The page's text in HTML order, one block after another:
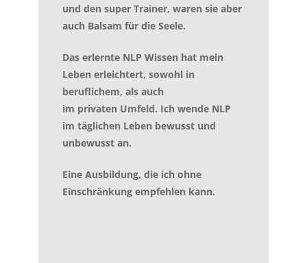
und den super Trainer, waren sie aber
auch Balsam für die Seele.
Das erlernte NLP Wissen hat mein
Leben erleichtert, sowohl in
beruflichem, als auch
im privaten Umfeld. Ich wende NLP
im täglichen Leben bewusst und
unbewusst an.
Eine Ausbildung, die ich ohne
Einschränkung empfehlen kann.